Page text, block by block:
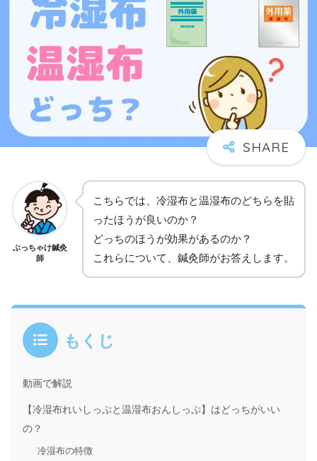
ぶっちゃけ鍼灸
師
こちらでは、冷湿布と温湿布のどちらを貼
ったほうが良いのか？
どっちのほうが効果があるのか？
これらについて、鍼灸師がお答えします。
もくじ
動画で解説
【冷湿布れいしっぷと温湿布おんしっぷ】はどっちがいい
の？
冷湿布の特徴